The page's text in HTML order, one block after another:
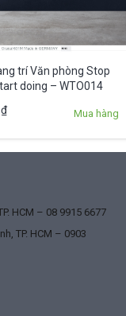
trí Văn phòng Stop
doing – WTO014
₫ Mua hàng
HCM – 08 9915 6677
TP. HCM – 0903